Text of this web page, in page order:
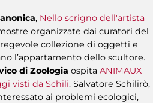
, Nello scrigno dell'artista
organizzate dai curatori del
collezione di oggetti e
l’appartamento dello scultore.
di Zoologia ospita ANIMAUX
visti da Schili. Salvatore Schilirò,
ai problemi ecologici,